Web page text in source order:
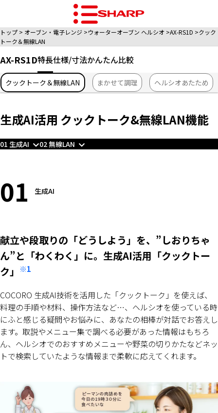
トップ オーブン・電子レンジ ウォーターオーブン ヘルシオ AX-RS1D
クック
トーク＆無線LAN
AX-RS1D特長
クックトーク＆無線LAN まかせて調理 ヘルシオあたため
仕様/寸法かんたん比較
生成AI活用 クックトーク&無線LAN機能
01 生成AI 02 無線LAN
01 生成AI
献立や段取りの「どうしよう」を、”しおりちゃ
ん”と「わくわく」に。生成AI活用「クックトー
ク」
※1
COCORO 生成AI技術を活用した「クックトーク」を使えば、
料理の手順や材料、操作方法など…、ヘルシオを使っている時
にふと感じる疑問やお悩みに、あなたの相棒が対話でお答えし
ます。取説やメニュー集で調べる必要があった情報はもちろ
ん、ヘルシオでのおすすめメニューや野菜の切りかたなどネッ
トで検索していたような情報まで柔軟に応えてくれます。